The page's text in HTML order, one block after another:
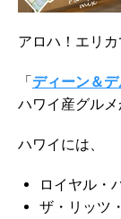
アロハ！エリカ
「ディーン＆
ハワイ産グルメ
ハワイには、
ロイヤル・
ザ・リッツ